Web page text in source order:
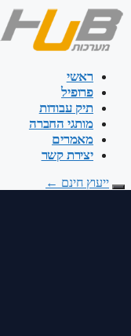
דלג
לתוכן
ראשי
פרופיל
תיק עבודות
מותגי החברה
מאמרים
יצירת קשר
ייעוץ חינם ←